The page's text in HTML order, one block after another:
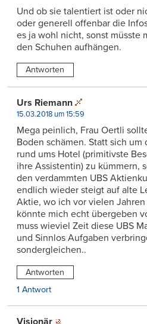
Und ob sie talentiert ist oder
oder generell offenbar die
es ja wohl nicht, sonst müsste
den Schuhen aufhängen.
Antworten
Urs Riemann
15.03.2018 um 15:59
Mega peinlich, Frau Oertli
Boden schämen. Statt sich
rund ums Hotel (primitivste
ihre Assistentin) zu kümmern,
den verdammten UBS
endlich wieder steigt auf alte
Aktie, wo ich vor vielen
könnte mich echt übergeben
muss wieviel Zeit diese UBS
und Sinnlos Aufgaben
sondergleichen..
Antworten
1 Antwort